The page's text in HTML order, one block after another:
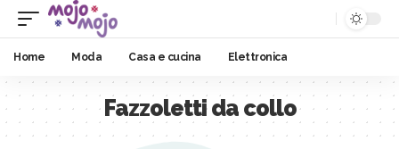
Home Moda Casa e cucina Elettronica
Fazzoletti da collo